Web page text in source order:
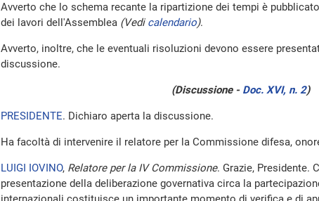
Avverto che lo schema recante la ripartizione dei tempi è
dei lavori dell'Assemblea (Vedi calendario).
Avverto, inoltre, che le eventuali risoluzioni devono essere
discussione.
(Discussione - Doc. XVI, n. 2)
PRESIDENTE. Dichiaro aperta la discussione.
Ha facoltà di intervenire il relatore per la Commissione difesa,
LUIGI IOVINO, Relatore per la IV Commissione. Grazie, Presidente.
presentazione della deliberazione governativa circa la